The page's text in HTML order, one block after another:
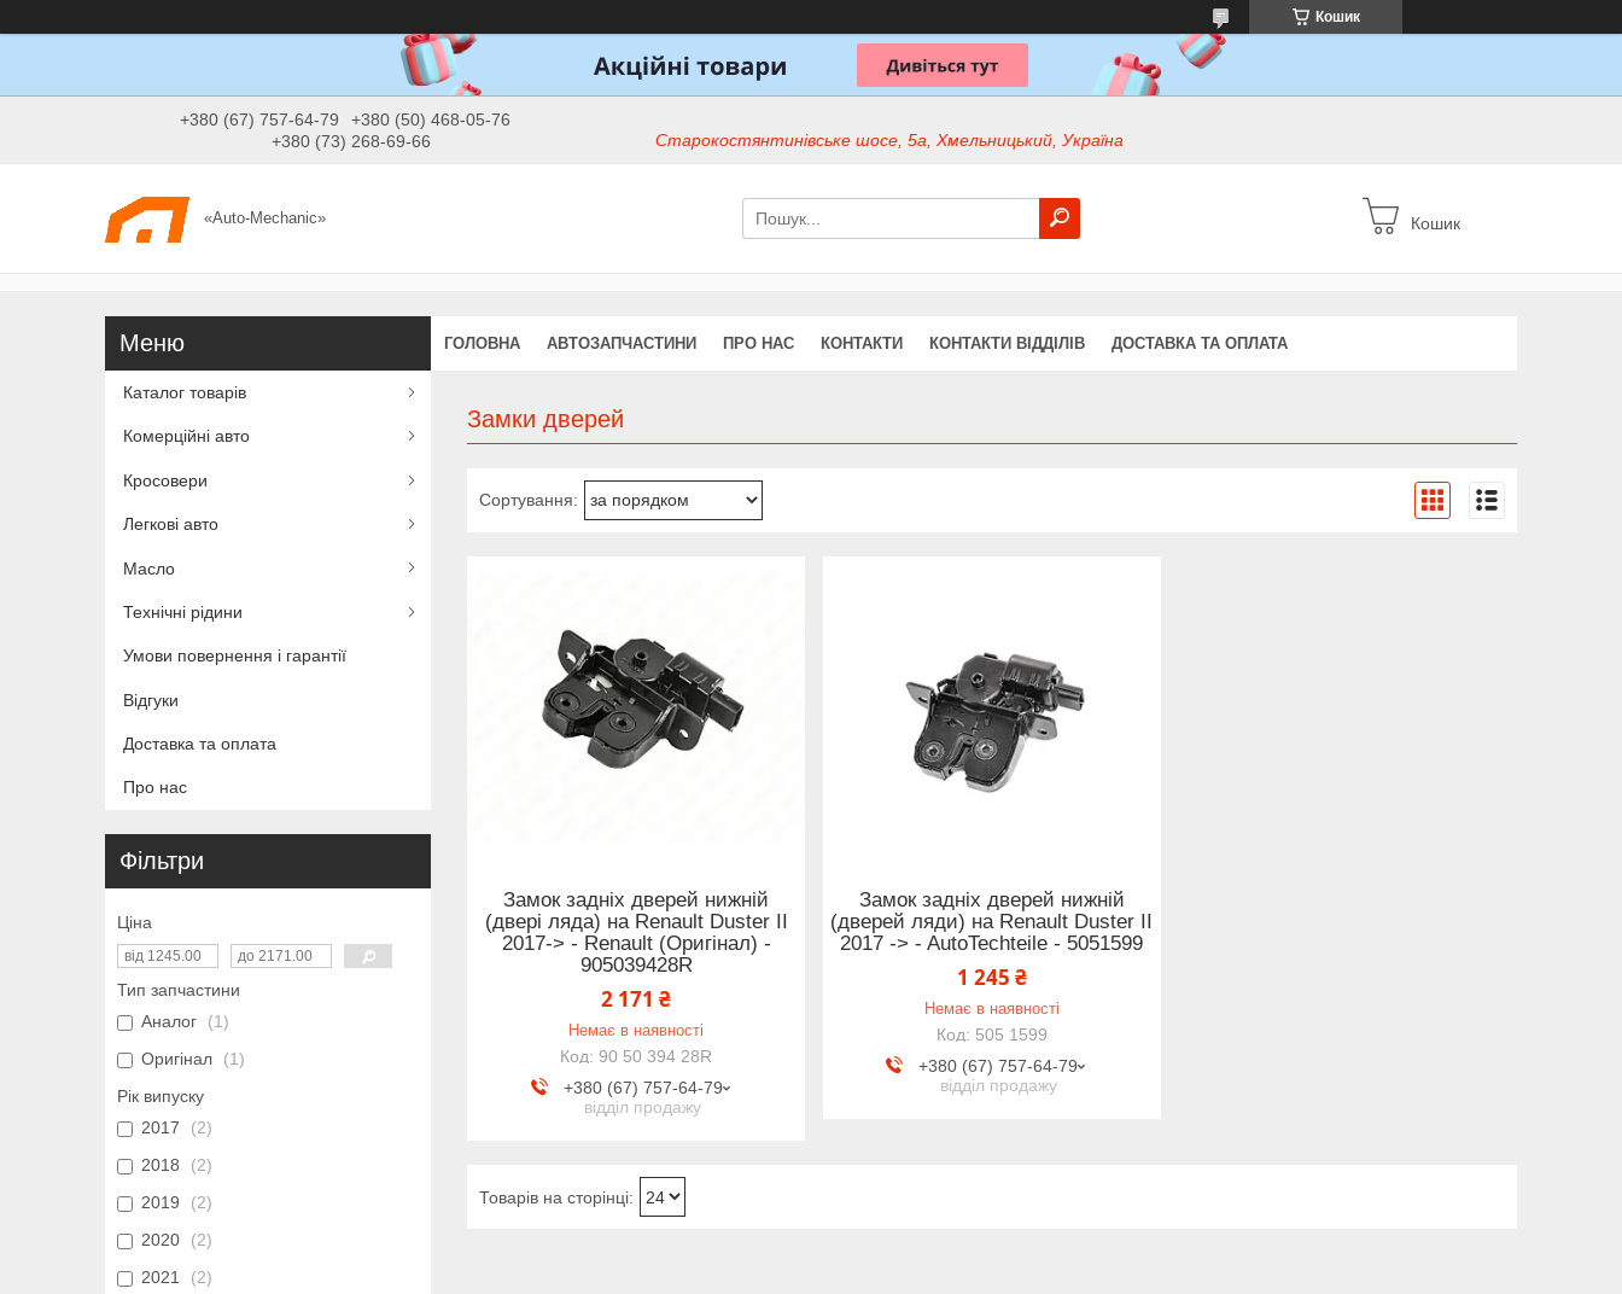
Кошик
+380 (67) 757-64-79
+380 (50) 468-05-76
+380 (73) 268-69-66
Старокостянтинівське шосе, 5а, Хмельницький, Україна
«Auto-Mechanic» Кошик
ГОЛОВНА АВТОЗАПЧАСТИНИ ПРО НАС КОНТАКТИ КОНТАКТИ ВІДДІЛІВ ДОСТАВКА ТА ОПЛАТА
Замки дверей
Замок задніх дверей нижній
(двері ляда) на Renault Duster II
2017-> - Renault (Оригінал) -
905039428R
2 171 ₴
Немає в наявності
90 50 394 28R
+380 (67) 757-64-79
відділ продажу
Замок задніх дверей нижній
(дверей ляди) на Renault Duster II
2017 -> - AutoTechteile - 5051599
1 245 ₴
Немає в наявності
505 1599
+380 (67) 757-64-79
відділ продажу
Каталог товарів
Комерційні авто
Кросовери
Легкові авто
Масло
Технічні рідини
Умови повернення і гарантії
Відгуки
Доставка та оплата
Про нас
Фільтри
Ціна
Тип запчастини
Аналог
1
Оригінал
1
Рік випуску
2017
2
2018
2
2019
2
2020
2
2021
2